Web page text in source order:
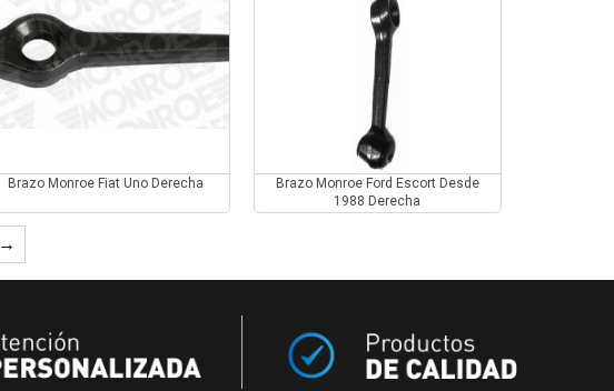
Brazo Monroe Fiat Uno Derecha
Brazo Monroe Ford Escort Desde
1988 Derecha
→